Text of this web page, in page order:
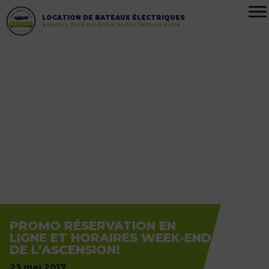
LOCATION DE BATEAUX ÉLECTRIQUES
à Nantes, Sucé-sur-Erdre, Vertou, Nort-sur-Erdre
PROMO RÉSERVATION EN
LIGNE ET HORAIRES WEEK-END
DE L’ASCENSION!